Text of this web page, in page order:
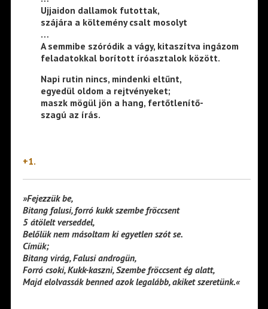
Ujjaidon dallamok futottak,
szájára a költemény csalt mosolyt
…
A semmibe szóródik a vágy, kitaszítva ingázom
feladatokkal borított íróasztalok között.
Napi rutin nincs, mindenki eltűnt,
egyedül oldom a rejtvényeket;
maszk mögül jön a hang, fertőtlenítő-
szagú az írás.
+1.
»Fejezzük be,
Bitang falusi, forró kukk szembe fröccsent
5 átölelt verseddel,
Belőlük nem másoltam ki egyetlen szót se.
Címük;
Bitang virág, Falusi androgün,
Forró csoki, Kukk-kaszni, Szembe fröccsent ég alatt,
Majd elolvassák benned azok legalább, akiket szeretünk.«